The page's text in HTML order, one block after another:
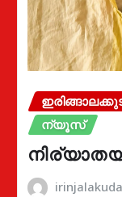
ന്യൂസ്